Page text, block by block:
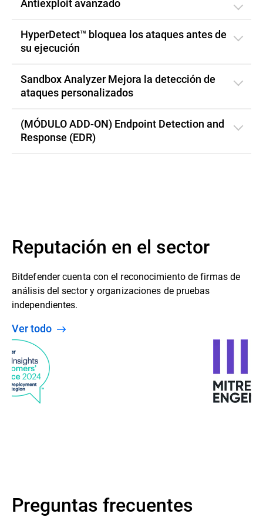
Antiexploit avanzado
HyperDetect™ bloquea los ataques antes de
su ejecución
Sandbox Analyzer Mejora la detección de
ataques personalizados
(MÓDULO ADD-ON) Endpoint Detection and
Response (EDR)
Reputación en el sector
Bitdefender cuenta con el reconocimiento de firmas de
análisis del sector y organizaciones de pruebas
independientes.
Ver todo
Preguntas frecuentes